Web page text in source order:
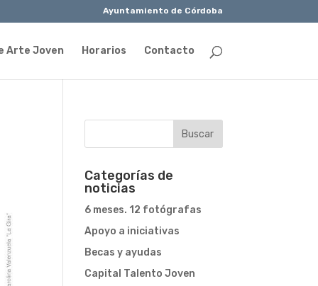
Ayuntamiento de Córdoba
Arte Joven Horarios Contacto
Categorías de
noticias
6 meses. 12 fotógrafas
Apoyo a iniciativas
Becas y ayudas
Capital Talento Joven